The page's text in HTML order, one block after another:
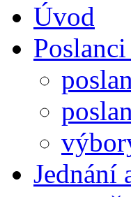
Úvod
Jednání